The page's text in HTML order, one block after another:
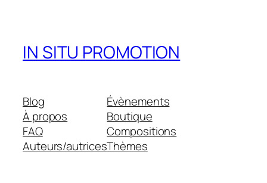
IN SITU PROMOTION
Blog
À propos
FAQ
Auteurs/autrices
Évènements
Boutique
Compositions
Thèmes